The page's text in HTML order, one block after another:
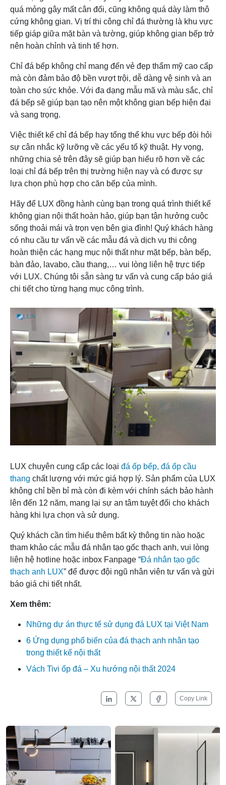
quá mỏng gây mất cân đối, cũng không quá dày làm thô
cứng không gian. Vị trí thi công chỉ đá thường là khu vực
tiếp giáp giữa mặt bàn và tường, giúp không gian bếp trở
nên hoàn chỉnh và tinh tế hơn.
Chỉ đá bếp không chỉ mang đến vẻ đẹp thẩm mỹ cao cấp
mà còn đảm bảo độ bền vượt trội, dễ dàng vệ sinh và an
toàn cho sức khỏe. Với đa dạng mẫu mã và màu sắc, chỉ
đá bếp sẽ giúp bạn tạo nên một không gian bếp hiện đại
và sang trọng.
Việc thiết kế chỉ đá bếp hay tổng thể khu vực bếp đòi hỏi
sự cân nhắc kỹ lưỡng về các yếu tố kỹ thuật. Hy vọng,
những chia sẻ trên đây sẽ giúp bạn hiểu rõ hơn về các
loại chỉ đá bếp trên thị trường hiện nay và có được sự
lựa chọn phù hợp cho căn bếp của mình.
Hãy để LUX đồng hành cùng bạn trong quá trình thiết kế
không gian nội thất hoàn hảo, giúp bạn tận hưởng cuộc
sống thoải mái và trọn vẹn bên gia đình! Quý khách hàng
có nhu cầu tư vấn về các mẫu đá và dịch vụ thi công
hoàn thiện các hạng mục nội thất như mặt bếp, bàn bếp,
bàn đảo, lavabo, cầu thang,… vui lòng liên hệ trực tiếp
với LUX. Chúng tôi sẵn sàng tư vấn và cung cấp báo giá
chi tiết cho từng hạng mục công trình.
LUX chuyên cung cấp các loại đá ốp bếp, đá ốp cầu
thang chất lượng với mức giá hợp lý. Sản phẩm của LUX
không chỉ bền bỉ mà còn đi kèm với chính sách bảo hành
lên đến 12 năm, mang lại sự an tâm tuyệt đối cho khách
hàng khi lựa chọn và sử dụng.
Quý khách cần tìm hiểu thêm bất kỳ thông tin nào hoặc
tham khảo các mẫu đá nhân tạo gốc thạch anh, vui lòng
liên hệ hotline hoặc inbox Fanpage “Đá nhân tạo gốc
thạch anh LUX” để được đội ngũ nhân viên tư vấn và gửi
báo giá chi tiết nhất.
Xem thêm:
Những dự án thực tế sử dụng đá LUX tại Việt Nam
6 Ứng dụng phổ biến của đá thạch anh nhân tạo
trong thiết kế nội thất
Vách Tivi ốp đá – Xu hướng nội thất 2024
Copy Link